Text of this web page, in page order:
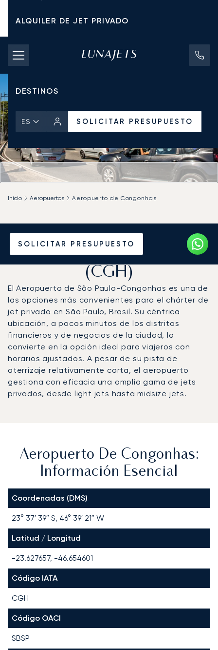
ALQUILER DE JET PRIVADO
TARIFAS DE CHÁRTER
JETS PRIVADOS
DESTINOS
ES SOLICITAR PRESUPUESTO
SOLICITAR PRESUPUESTO
Inicio Aeropuertos Aeropuerto de Congonhas
Vuele en Jet Privado al
Aeropuerto de Congonhas
(CGH)
El Aeropuerto de São Paulo-Congonhas es una de
las opciones más convenientes para el chárter de
jet privado enSão Paulo, Brasil. Su céntrica
ubicación, a pocos minutos de los distritos
financieros y de negocios de la ciudad, lo
convierte en la opción ideal para viajeros con
horarios ajustados. A pesar de su pista de
aterrizaje relativamente corta, el aeropuerto
gestiona con eficacia una amplia gama de jets
privados, desde light jets hasta midsize jets.
Aeropuerto De Congonhas:
Información Esencial
Coordenadas (DMS)
23° 37′ 39″ S, 46° 39′ 21″ W
Latitud / Longitud
-23.627657, -46.654601
Código IATA
CGH
Código OACI
SBSP